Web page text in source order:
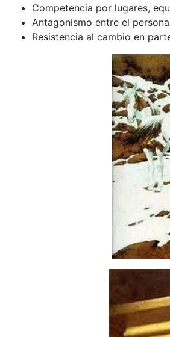
Competencia por lugares,
Antagonismo entre el
Resistencia al cambio en